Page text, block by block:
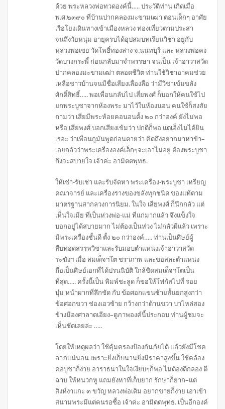
ด้วย พระหลวงพ่อทวดองค์นี้….. ประวัติท่าน เกิดเมื่อ
พ.ศ.๒๓๙๐ ที่บ้านปากคลองมะขามเฒ่า ตอนเด็กๆ อาศัย
เรือโยงเดินทางเข้าเมืองหลวง ท่องเที่ยวตามประสา
จนถึงวัยหนุ่ม อายุครบได้อุปสมบทเรียนวิชา อยู่กับ
หลวงพ่อเชย วัดโพธิ์ทองล่าง จ.นนทบุรี และ หลวงพ่อคง
วัดบางกระพี้ ก่อนกลับมาจำพรรษา จนเป็น เจ้าอาวาสวัด
ปากคลองมะขามเฒ่า ตลอดชีวิต ท่านใช้วิชาอาคมช่วย
เหลือชาวบ้านจนมีชื่อเสียงเลื่องลือ ว่ามีวิชาเข้มขลัง
ศักดิ์สิทธิ์….. พอเพื่อนกลับไป เสี่ยพงศ์ ก็บอกให้คนใช้ไป
ยกพระบูชาจากห้องพระ มาไว้ในห้องนอน คนใช้ก็สงสัย
ถามว่า เสี่ยมีพระห้อยคอนอนตั้ง ๒๐ กว่าองค์ ยังไม่พอ
หรือ เสี่ยพงศ์ บอกเสียงเข้มว่า ปกติก็พอ แต่เอ็งไม่ได้ยิน
เรอะ ว่าเพื่อนกูมันพูดก่อนตายว่า คิดถึงอยากมาหาข้า–
เลยกลัวว่าพระเครื่ององค์เล็กๆจะเอาไม่อยู่ ต้องพระบูชา
ถึงจะสบายใจ เจ้าค่ะ อามิตตพุทธ.
ให้เช่า-รับเช่า และรับจัดหา พระเครื่อง-พระบูชา เหรียญ
คณาจารย์ และเครื่องรางของขลังทุกชนิด ของแท้ตาม
มาตรฐานสากลวงการนิยม. ในใจ เสี่ยพงศ์ ก็นึกกลัว แต่
เห็นใจเมีย ที่เป็นห่วงพ่อ-แม่ ที่แก่มากแล้ว จึงแข็งใจ
บอกอยู่ได้สบายมาก ไม่ต้องเป็นห่วง ไม่กลัวผีแล้ว เพราะ
มีพระเครื่องชั้นดี ตั้ง ๒๐ กว่าองค์….. ท่านเป็นศิษย์ผู้
สืบทอดสรรพวิชาและรับมอบตำแหน่งเจ้าอาวาสวัด
ระฆังฯ เมื่อ สมเด็จฯโต ชราภาพ และขอสละตำแหน่ง
ถือเป็นศิษย์เอกที่ได้ปรนนิบัติ ใกล้ชิดสมเด็จฯโตเป็น
ที่สุด….. ครั้งนี้เป็น พิมพ์ชะลูด ก็ขอให้โฟกัสไปที่ รอย
บุ๋ม หน้าผากที่ลึกชัด กับ ข้อศอกแขนซ้ายสั้นยกสูงกว่า
ข้อศอกขวา ช่องเอวซ้าย กว้างกว่าด้านขวา บ่าไหล่สอง
ข้างมีองศาลาดเอียง–ดูภาพองค์นี้ประกอบ ท่านผู้ชมจะ
เห็นชัดเลยล่ะ …..
โดยให้เหตุผลว่า ใช้คุ้มครองป้องกันภัยได้ แล้วยังมีโชค
ลาภแน่นอน เพราะยิ่งเก็บนานยิ่งมีราคาสูงขึ้น ใช้คล้อง
คอบูชาก็ง่าย อาราธนาในใจเงียบๆก็พอ ไม่ต้องตีกลอง ตี
ฉาบ ให้หนวกหู แถมยังหาที่เก็บยาก รักษาก็ยาก–แต่
สิงห์งาแกะ ๓ ขวัญ หลวงพ่อเดิม อยากขายก็ง่าย เอาเข้า
สนามพระมีแต่คนรอซื้อ เจ้าค่ะ อามิตตพุทธ. เป็นอีกองค์